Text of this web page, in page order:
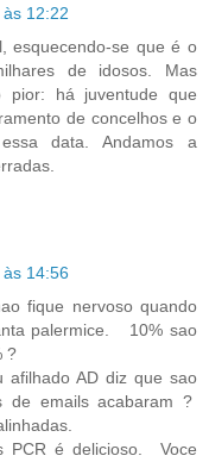
12:22
esquecendo-se que é o
de idosos. Mas
pior: há juventude que
de concelhos e o
data. Andamos a
14:56
fique nervoso quando
palermice. 10% sao
?
afilhado AD diz que sao
de emails acabaram ?
PCR é delicioso. Voce